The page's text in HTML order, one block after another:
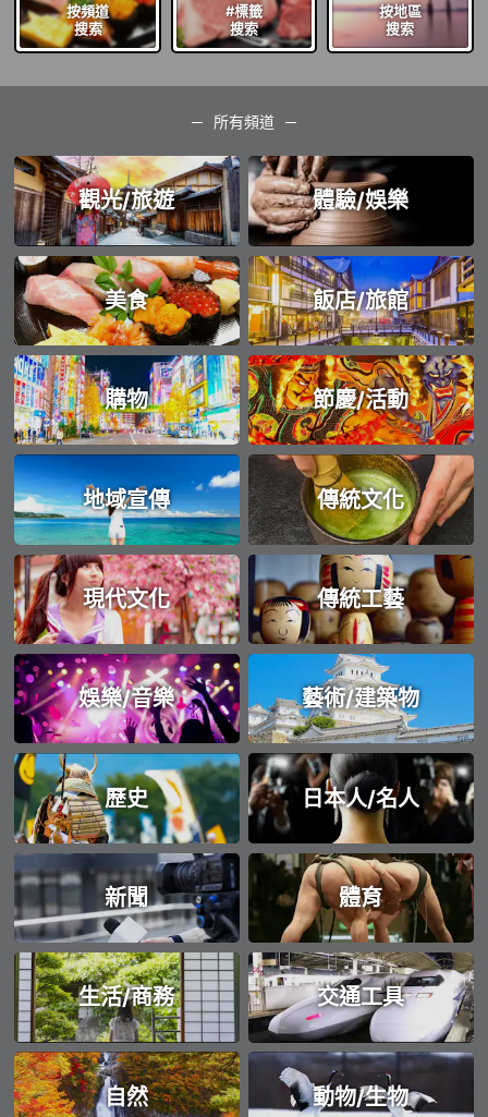
按頻道
搜索
#標籤
搜索
按地區
搜索
所有頻道
觀光/旅遊 體驗/娛樂
美食 飯店/旅館
購物 節慶/活動
地域宣傳 傳統文化
現代文化 傳統工藝
娛樂/音樂 藝術/建築物
歷史 日本人/名人
新聞 體育
生活/商務 交通工具
自然 動物/生物